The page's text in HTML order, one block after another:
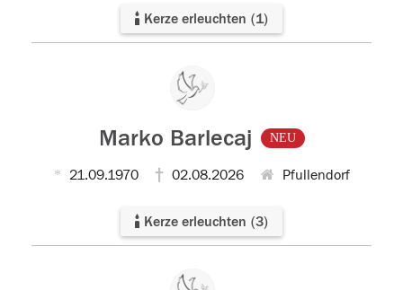
Kerze erleuchten (1)
Marko Barlecaj NEU
21.09.1970 02.08.2026 Pfullendorf
Kerze erleuchten (3)